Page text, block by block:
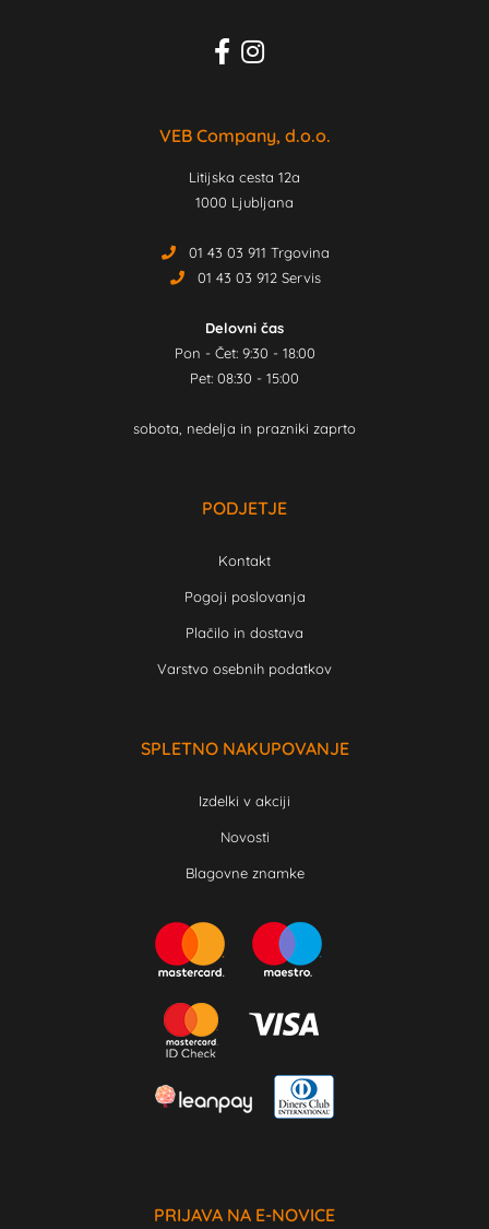
VEB Company, d.o.o.
Litijska cesta 12a
1000 Ljubljana
01 43 03 911 Trgovina
01 43 03 912 Servis
Delovni čas
Pon - Čet: 9:30 - 18:00
Pet: 08:30 - 15:00
sobota, nedelja in prazniki zaprto
PODJETJE
Kontakt
Pogoji poslovanja
Plačilo in dostava
Varstvo osebnih podatkov
SPLETNO NAKUPOVANJE
Izdelki v akciji
Novosti
Blagovne znamke
PRIJAVA NA E-NOVICE